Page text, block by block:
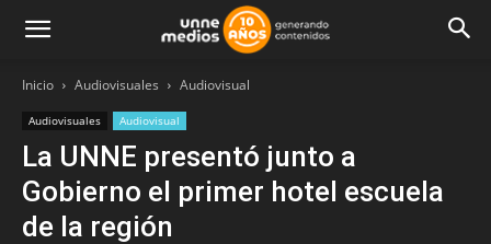
Inicio Audiovisuales Audiovisual
Audiovisuales Audiovisual
La UNNE presentó junto a
Gobierno el primer hotel escuela
de la región